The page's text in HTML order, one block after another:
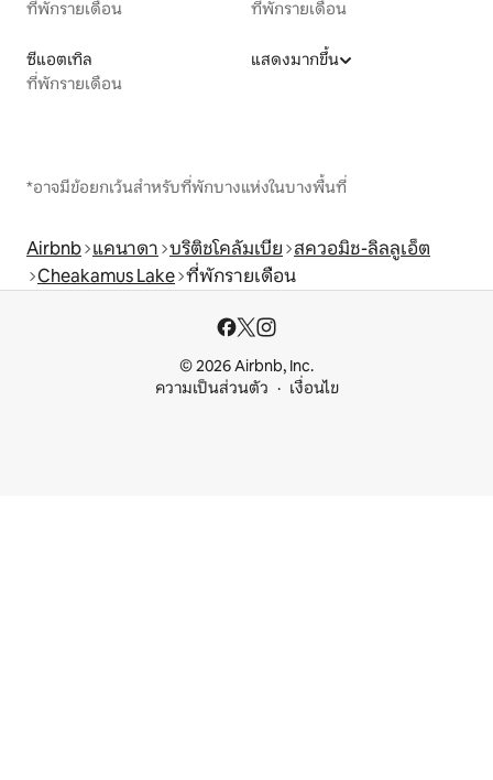
ที่พักรายเดือน ที่พักรายเดือน
ซีแอตเทิล
ที่พักรายเดือน
แสดงมากขึ้น
*อาจมีข้อยกเว้นสำหรับที่พักบางแห่งในบางพื้นที่
Airbnb แคนาดา บริติชโคลัมเบีย สควอมิช-ลิลลูเอ็ต
Cheakamus Lake ที่พักรายเดือน
© 2026 Airbnb, Inc.
ความเป็นส่วนตัว
เงื่อนไข